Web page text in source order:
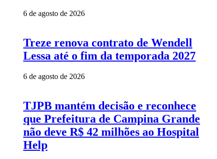
6 de agosto de 2026
Treze renova contrato de Wendell
Lessa até o fim da temporada 2027
6 de agosto de 2026
TJPB mantém decisão e reconhece
que Prefeitura de Campina Grande
não deve R$ 42 milhões ao Hospital
Help